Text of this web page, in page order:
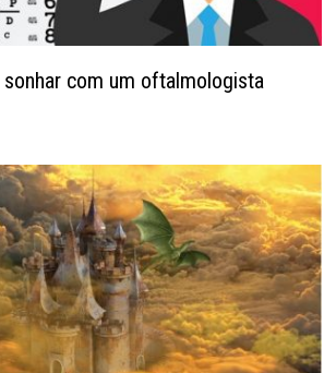
com um oftalmologista